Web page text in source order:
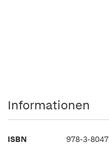
Informationen
ISBN
978-3-